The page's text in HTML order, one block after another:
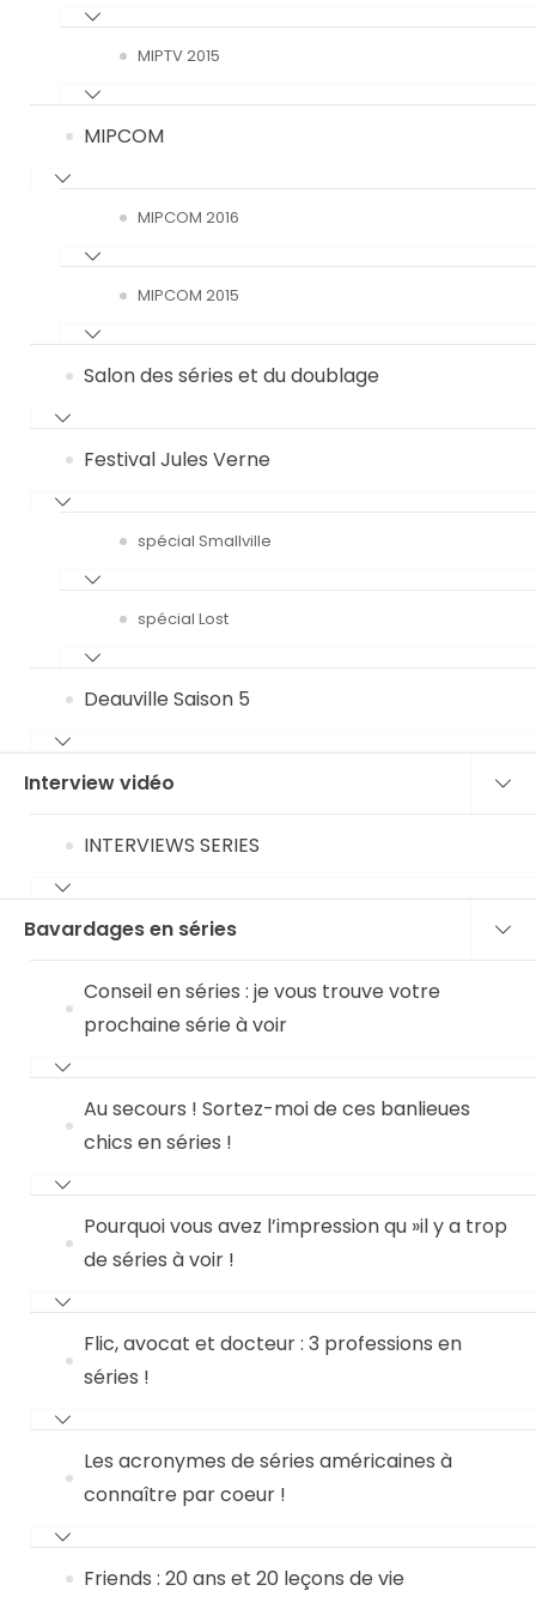
MIPTV 2015
MIPCOM
MIPCOM 2016
MIPCOM 2015
Salon des séries et du doublage
Festival Jules Verne
spécial Smallville
spécial Lost
Deauville Saison 5
Interview vidéo
INTERVIEWS SERIES
Bavardages en séries
Conseil en séries : je vous trouve votre
prochaine série à voir
Au secours ! Sortez-moi de ces banlieues
chics en séries !
Pourquoi vous avez l’impression qu »il y a trop
de séries à voir !
Flic, avocat et docteur : 3 professions en
séries !
Les acronymes de séries américaines à
connaître par coeur !
Friends : 20 ans et 20 leçons de vie